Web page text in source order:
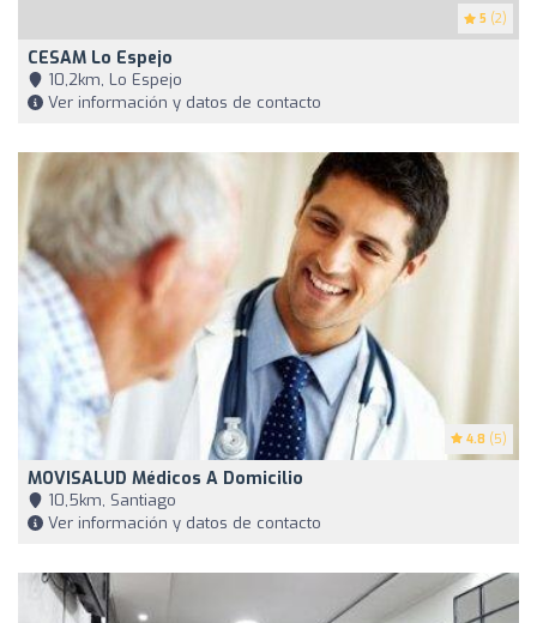
5 (2)
CESAM Lo Espejo
10,2km, Lo Espejo
Ver información y datos de contacto
4.8 (5)
MOVISALUD Médicos A Domicilio
10,5km, Santiago
Ver información y datos de contacto